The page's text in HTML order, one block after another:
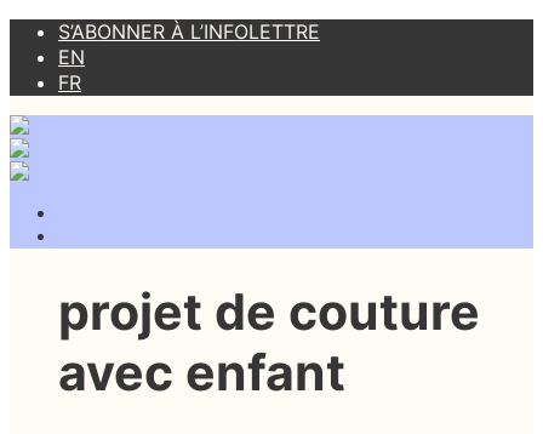
S’ABONNER À L’INFOLETTRE
EN
FR
projet de couture
avec enfant